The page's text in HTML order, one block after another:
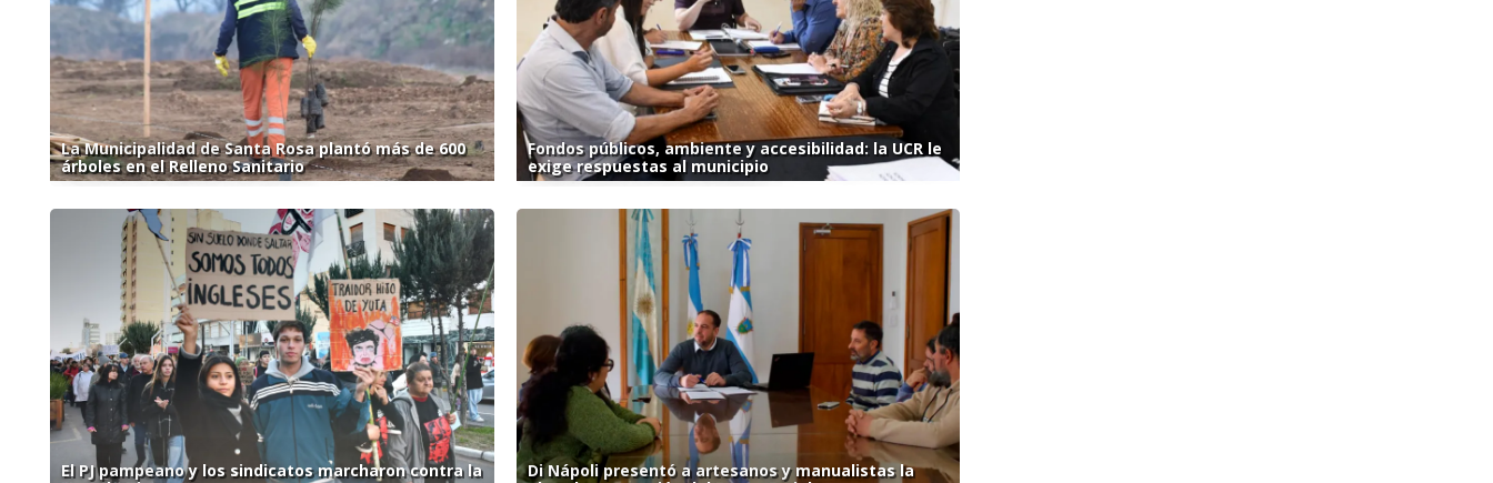
La Municipalidad de Santa Rosa plantó más de 600
árboles en el Relleno Sanitario
Fondos públicos, ambiente y accesibilidad: la UCR le
exige respuestas al municipio
El PJ pampeano y los sindicatos marcharon contra la
Di Nápoli presentó a artesanos y manualistas la